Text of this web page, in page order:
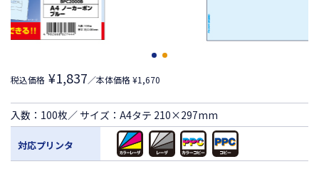
税込価格 ¥1,837／本体価格 ¥1,670
入数：100枚／ サイズ：A4タテ 210×297mm
対応プリンタ